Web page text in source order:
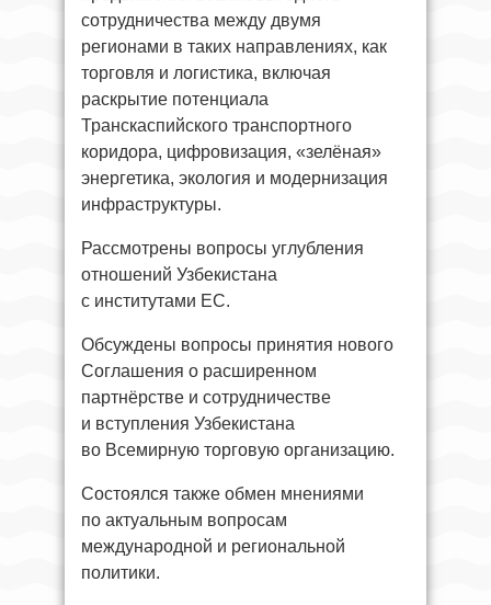
сотрудничества между двумя
регионами в таких направлениях, как
торговля и логистика, включая
раскрытие потенциала
Транскаспийского транспортного
коридора, цифровизация, «зелёная»
энергетика, экология и модернизация
инфраструктуры.
Рассмотрены вопросы углубления
отношений Узбекистана
с институтами ЕС.
Обсуждены вопросы принятия нового
Соглашения о расширенном
партнёрстве и сотрудничестве
и вступления Узбекистана
во Всемирную торговую организацию.
Состоялся также обмен мнениями
по актуальным вопросам
международной и региональной
политики.